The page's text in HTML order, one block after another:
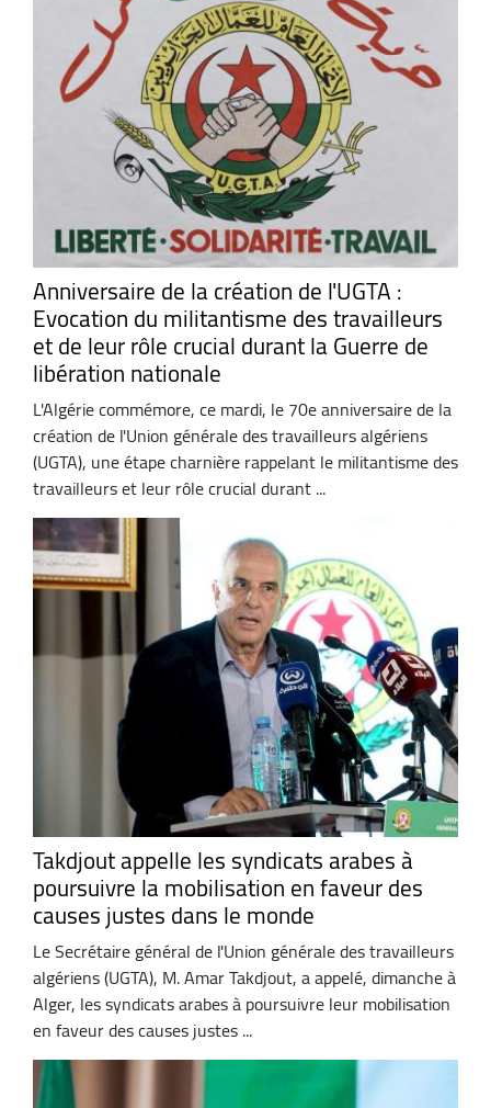
Anniversaire de la création de l'UGTA :
Evocation du militantisme des travailleurs
et de leur rôle crucial durant la Guerre de
libération nationale
L'Algérie commémore, ce mardi, le 70e anniversaire de la
création de l'Union générale des travailleurs algériens
(UGTA), une étape charnière rappelant le militantisme des
travailleurs et leur rôle crucial durant ...
Takdjout appelle les syndicats arabes à
poursuivre la mobilisation en faveur des
causes justes dans le monde
Le Secrétaire général de l'Union générale des travailleurs
algériens (UGTA), M. Amar Takdjout, a appelé, dimanche à
Alger, les syndicats arabes à poursuivre leur mobilisation
en faveur des causes justes ...